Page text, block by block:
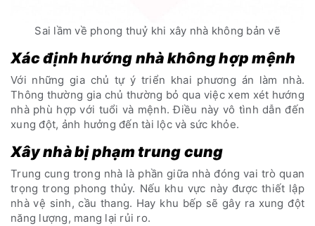
Sai lầm về phong thuỷ khi xây nhà không bản vẽ
Xác định hướng nhà không hợp mệnh
Với những gia chủ tự ý triển khai phương án làm nhà.
Thông thường gia chủ thường bỏ qua việc xem xét hướng
nhà phù hợp với tuổi và mệnh. Điều này vô tình dẫn đến
xung đột, ảnh hưởng đến tài lộc và sức khỏe.
Xây nhà bị phạm trung cung
Trung cung trong nhà là phần giữa nhà đóng vai trò quan
trọng trong phong thủy. Nếu khu vực này được thiết lập
nhà vệ sinh, cầu thang. Hay khu bếp sẽ gây ra xung đột
năng lượng, mang lại rủi ro.